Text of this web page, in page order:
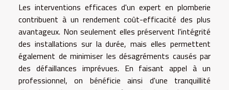
Les interventions efficaces d'un expert en plomberie
contribuent à un rendement coût-efficacité des plus
avantageux. Non seulement elles préservent l'intégrité
des installations sur la durée, mais elles permettent
également de minimiser les désagréments causés par
des défaillances imprévues. En faisant appel à un
professionnel, on bénéficie ainsi d'une tranquillité